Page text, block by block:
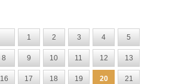
1 2 3 4 5
8 9 10 11 12 13
16 17 18 19 20 21